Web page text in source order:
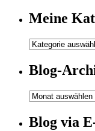
Meine
Meine
Blog-
Blog-
Blog via